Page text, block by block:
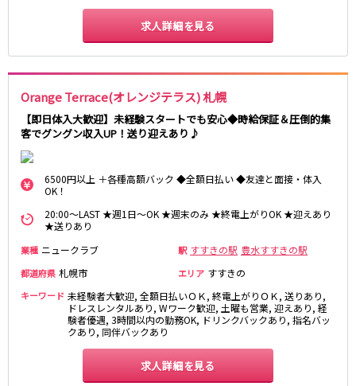
求人詳細を見る
Orange Terrace(オレンジテラス) 札幌
【即日体入大歓迎】未経験スタートでも安心◆時給保証＆圧倒的集
客でグングン収入UP！送り迎えあり♪
6500円以上 ＋各種高額バック ◆全額日払い ◆友達と面接・体入
OK！
20:00～LAST ★週1日～OK ★週末のみ ★終電上がりOK ★迎えあり
★送りあり
業種 ニュークラブ 駅 すすきの駅 豊水すすきの駅
都道府県 札幌市 エリア すすきの
キーワード 未経験者大歓迎, 全額日払いＯＫ, 終電上がりＯＫ, 送りあり,
ドレスレンタルあり, Wワーク歓迎, 土曜も営業, 迎えあり, 経
験者優遇, 3時間以内の勤務OK, ドリンクバックあり, 指名バッ
クあり, 同伴バックあり
求人詳細を見る